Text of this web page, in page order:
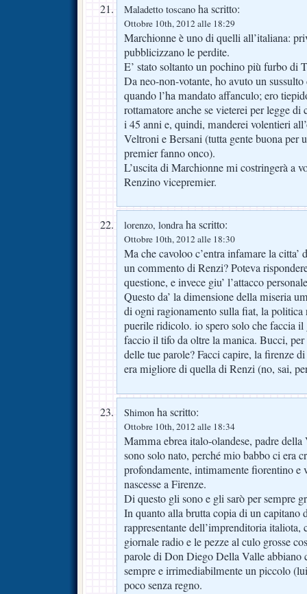
Maladetto toscano ha scritto:
Ottobre 10th, 2012 alle 18:29
Marchionne è uno di quelli all’italiana:
pubblicizzano le perdite.
E’ stato soltanto un pochino più furbo di
Da neo-non-votante, ho avuto un
quando l’ha mandato affanculo; ero
rottamatore anche se vieterei per legge
i 45 anni e, quindi, manderei volentieri
Veltroni e Bersani (tutta gente buona per
premier fanno onco).
L’uscita di Marchionne mi costringerà a
Renzino vicepremier.
lorenzo, londraha scritto:
Ottobre 10th, 2012 alle 18:30
Ma che cavoloo c’entra infamare la citta’
un commento di Renzi? Poteva
questione, e invece giu’ l’attacco
Questo da’ la dimensione della miseria
di ogni ragionamento sulla fiat, la politica
puerile ridicolo. io spero solo che faccia
faccio il tifo da oltre la manica. Bucci,
delle tue parole? Facci capire, la firenze
era migliore di quella di Renzi (no, sai,
Shimon ha scritto:
Ottobre 10th, 2012 alle 18:34
Mamma ebrea italo-olandese, padre
sono solo nato, perché mio babbo ci era
profondamente, intimamente fiorentino e
nascesse a Firenze.
Di questo gli sono e gli sarò per sempre
In quanto alla brutta copia di un capitano
rappresentante dell’imprenditoria italiota,
giornale radio e le pezze al culo grosse
parole di Don Diego Della Valle abbiano
sempre e irrimediabilmente un piccolo
poco senza regno.